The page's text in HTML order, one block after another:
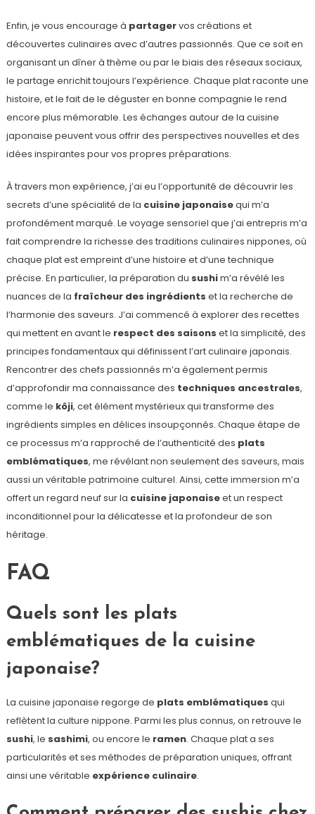
Enfin, je vous encourage à partagervos créations et
découvertes culinaires avec d’autres passionnés. Que ce soit en
organisant un dîner à thème ou par le biais des réseaux sociaux,
le partage enrichit toujours l’expérience. Chaque plat raconte une
histoire, et le fait de le déguster en bonne compagnie le rend
encore plus mémorable. Les échanges autour de la cuisine
japonaise peuvent vous offrir des perspectives nouvelles et des
idées inspirantes pour vos propres préparations.
À travers mon expérience, j’ai eu l’opportunité de découvrir les
secrets d’une spécialité de la cuisine japonaisequi m’a
profondément marqué. Le voyage sensoriel que j’ai entrepris m’a
fait comprendre la richesse des traditions culinaires nippones, où
chaque plat est empreint d’une histoire et d’une technique
précise. En particulier, la préparation du sushim’a révélé les
nuances de la fraîcheur des ingrédients et la recherche de
l’harmonie des saveurs. J’ai commencé à explorer des recettes
qui mettent en avant le respect des saisons et la simplicité, des
principes fondamentaux qui définissent l’art culinaire japonais.
Rencontrer des chefs passionnés m’a également permis
d’approfondir ma connaissance des techniques ancestrales,
comme le kôji, cet élément mystérieux qui transforme des
ingrédients simples en délices insoupçonnés. Chaque étape de
ce processus m’a rapproché de l’authenticité des plats
emblématiques, me révélant non seulement des saveurs, mais
aussi un véritable patrimoine culturel. Ainsi, cette immersion m’a
offert un regard neuf sur la cuisine japonaiseet un respect
inconditionnel pour la délicatesse et la profondeur de son
héritage.
FAQ
Quels sont les plats
emblématiques de la cuisine
japonaise?
La cuisine japonaise regorge de plats emblématiques qui
reflètent la culture nippone. Parmi les plus connus, on retrouve le
sushi, le sashimi, ou encore le ramen. Chaque plat a ses
particularités et ses méthodes de préparation uniques, offrant
ainsi une véritable expérience culinaire.